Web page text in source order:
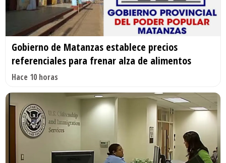
Gobierno de Matanzas establece precios
referenciales para frenar alza de alimentos
Hace 10 horas